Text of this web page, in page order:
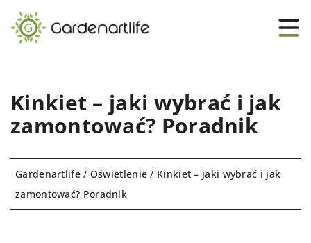
Kinkiet – jaki wybrać i jak
zamontować? Poradnik
Gardenartlife/ Oświetlenie / Kinkiet – jaki wybrać i jak
zamontować? Poradnik